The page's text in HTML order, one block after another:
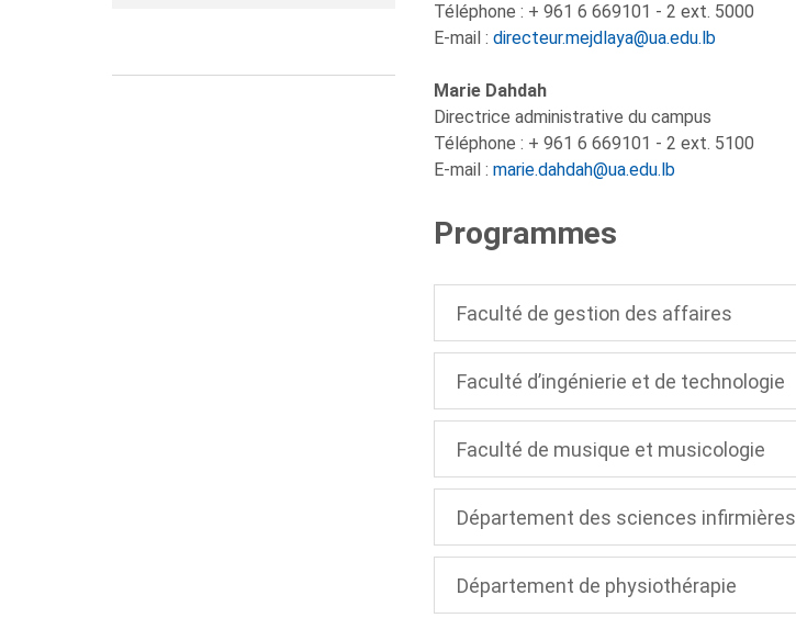
Téléphone : + 961 6 669101 - 2 ext. 5000
E-mail : directeur.mejdlaya@ua.edu.lb
Marie Dahdah
Directrice administrative du campus
Téléphone : + 961 6 669101 - 2 ext. 5100
E-mail : marie.dahdah@ua.edu.lb
Programmes
Faculté de gestion des affaires
Faculté d’ingénierie et de technologie
Faculté de musique et musicologie
Département des sciences infirmières
Département de physiothérapie